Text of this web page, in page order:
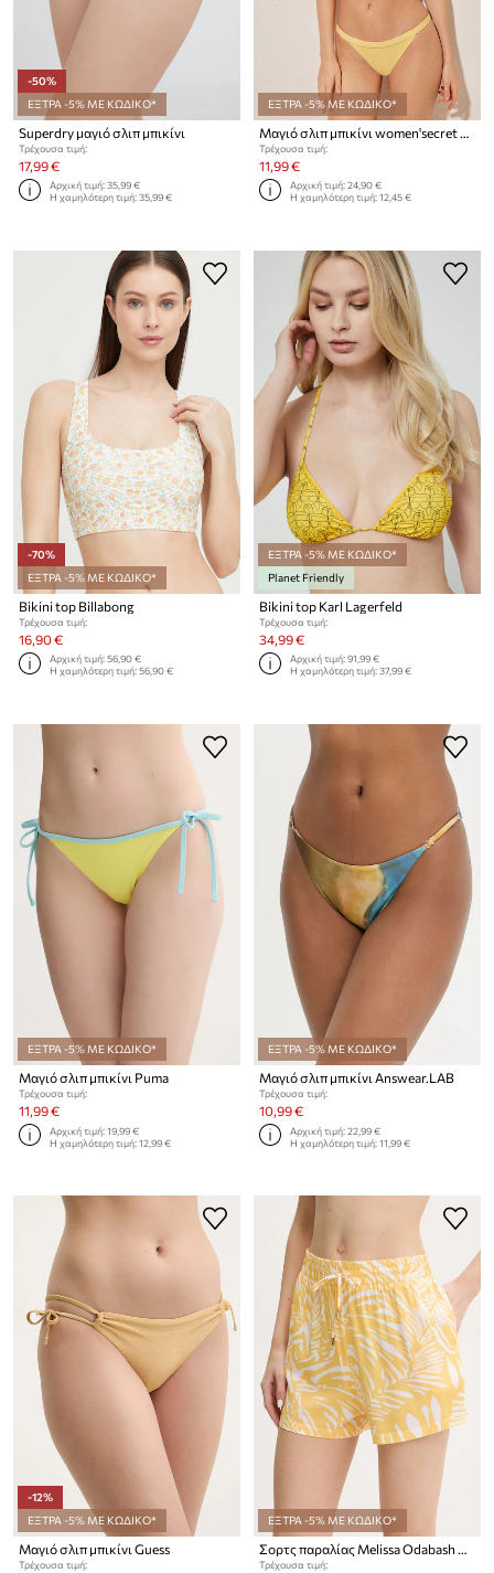
-50%
ΕΞΤΡΑ -5% ΜΕ ΚΩΔΙΚΟ*
Superdry μαγιό σλιπ μπικίνι
Τρέχουσα τιμή:
17,99 €
Αρχική τιμή:35,99 €
Η χαμηλότερη τιμή:35,99 €
ΕΞΤΡΑ -5% ΜΕ ΚΩΔΙΚΟ*
Μαγιό σλιπ μπικίνι women'secret HIBISCUS HIBISCUS
Τρέχουσα τιμή:
11,99 €
Αρχική τιμή:24,90 €
Η χαμηλότερη τιμή:12,45 €
-70%
ΕΞΤΡΑ -5% ΜΕ ΚΩΔΙΚΟ*
Bikini top Billabong
Τρέχουσα τιμή:
16,90 €
Αρχική τιμή:56,90 €
Η χαμηλότερη τιμή:56,90 €
ΕΞΤΡΑ -5% ΜΕ ΚΩΔΙΚΟ*
Planet Friendly
Bikini top Karl Lagerfeld
Τρέχουσα τιμή:
34,99 €
Αρχική τιμή:91,99 €
Η χαμηλότερη τιμή:37,99 €
ΕΞΤΡΑ -5% ΜΕ ΚΩΔΙΚΟ*
Μαγιό σλιπ μπικίνι Puma
Τρέχουσα τιμή:
11,99 €
Αρχική τιμή:19,99 €
Η χαμηλότερη τιμή:12,99 €
ΕΞΤΡΑ -5% ΜΕ ΚΩΔΙΚΟ*
Μαγιό σλιπ μπικίνι Answear.LAB
Τρέχουσα τιμή:
10,99 €
Αρχική τιμή:22,99 €
Η χαμηλότερη τιμή:11,99 €
-12%
ΕΞΤΡΑ -5% ΜΕ ΚΩΔΙΚΟ*
Μαγιό σλιπ μπικίνι Guess
Τρέχουσα τιμή:
ΕΞΤΡΑ -5% ΜΕ ΚΩΔΙΚΟ*
Σορτς παραλίας Melissa Odabash Annie
Τρέχουσα τιμή: